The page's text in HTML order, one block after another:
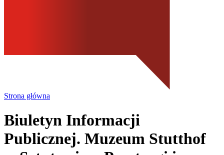
Strona główna
Biuletyn Informacji
Publicznej. Muzeum Stutthof